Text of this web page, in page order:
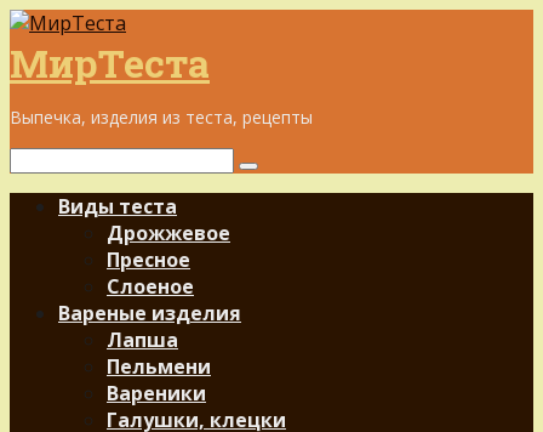
Перейти
к
контенту
МирТеста
Выпечка, изделия из теста, рецепты
Поиск:
Виды теста
Дрожжевое
Пресное
Слоеное
Вареные изделия
Лапша
Пельмени
Вареники
Галушки, клецки